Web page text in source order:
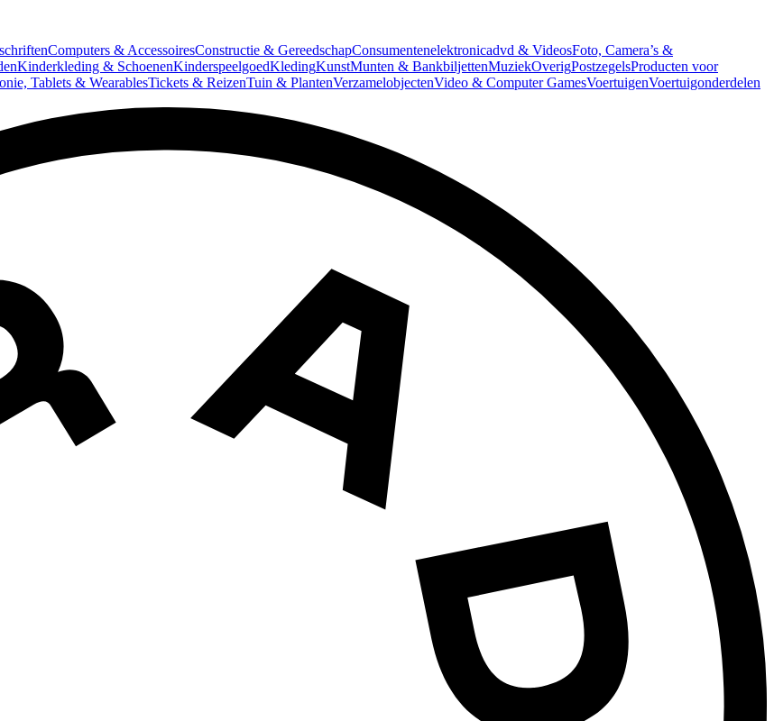
Computers & AccessoiresConstructie & GereedschapConsumentenelektronicadvd & VideosFoto, Camera’s &
Kinderkleding & SchoenenKinderspeelgoedKledingKunstMunten & BankbiljettenMuziekOverigPostzegelsProducten voor
Tablets & WearablesTickets & ReizenTuin & PlantenVerzamelobjectenVideo & Computer GamesVoertuigenVoertuigonderdelen